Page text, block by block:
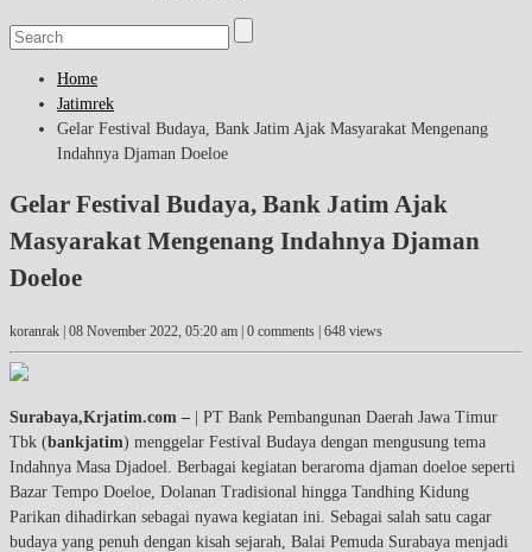
Home
Jatimrek
Gelar Festival Budaya, Bank Jatim Ajak Masyarakat Mengenang
Indahnya Djaman Doeloe
Gelar Festival Budaya, Bank Jatim Ajak
Masyarakat Mengenang Indahnya Djaman
Doeloe
koranrak | 08 November 2022, 05:20 am | 0 comments | 648 views
Surabaya,Krjatim.com –
| PT Bank Pembangunan Daerah Jawa Timur
Tbk (bankjatim) menggelar Festival Budaya dengan mengusung tema
Indahnya Masa Djadoel. Berbagai kegiatan beraroma djaman doeloe seperti
Bazar Tempo Doeloe, Dolanan Tradisional hingga Tandhing Kidung
Parikan dihadirkan sebagai nyawa kegiatan ini. Sebagai salah satu cagar
budaya yang penuh dengan kisah sejarah, Balai Pemuda Surabaya menjadi